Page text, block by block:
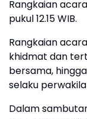
Rangkaian
pukul 12.15 WIB.
​Rangkaian
khidmat dan
bersama,
selaku
​Dalam